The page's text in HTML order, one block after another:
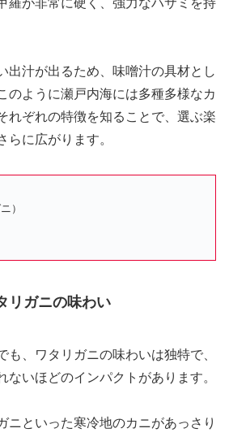
羅が非常に硬く、強力なハサミを持
出汁が出るため、味噌汁の具材とし
のように瀬戸内海には多種多様なカ
れぞれの特徴を知ることで、選ぶ楽
らに広がります。
）
リガニの味わい
も、ワタリガニの味わいは独特で、
ないほどのインパクトがあります。
ニといった寒冷地のカニがあっさり